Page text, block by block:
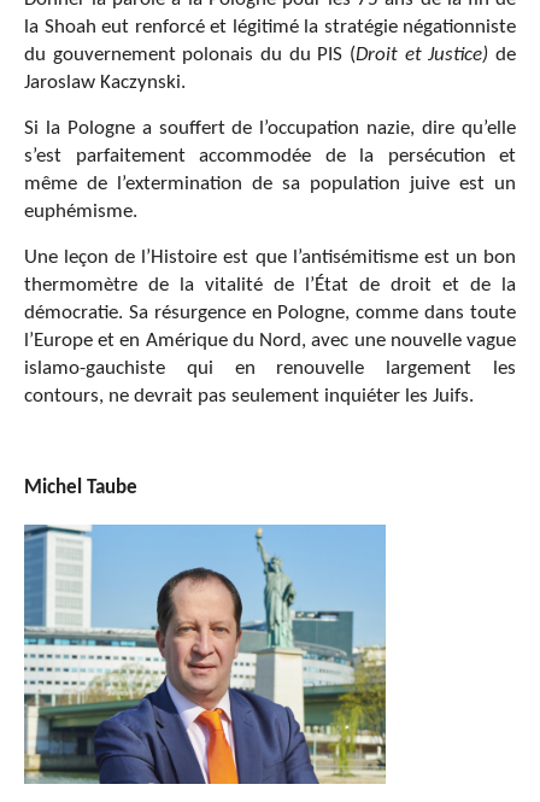
la Shoah eut renforcé et légitimé la stratégie négationniste
du gouvernement polonais du du PIS (Droit et Justice) de
Jaroslaw Kaczynski.
Si la Pologne a souffert de l’occupation nazie, dire qu’elle
s’est parfaitement accommodée de la persécution et
même de l’extermination de sa population juive est un
euphémisme.
Une leçon de l’Histoire est que l’antisémitisme est un bon
thermomètre de la vitalité de l’État de droit et de la
démocratie. Sa résurgence en Pologne, comme dans toute
l’Europe et en Amérique du Nord, avec une nouvelle vague
islamo-gauchiste qui en renouvelle largement les
contours, ne devrait pas seulement inquiéter les Juifs.
Michel Taube